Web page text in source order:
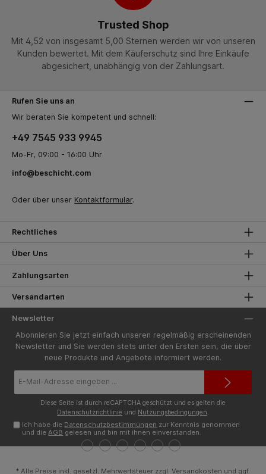
Trusted Shop
Mit 4,52 von insgesamt 5,00 Sternen werden wir von unseren
Kunden bewertet. Mit dem Käuferschutz sind Ihre Einkäufe
abgesichert, unabhängig von der Zahlungsart.
Rufen Sie uns an
Wir beraten Sie kompetent und schnell:
+49 7545 933 9945
Mo-Fr, 09:00 - 16:00 Uhr
info@beschicht.com
Oder über unser Kontaktformular.
Rechtliches
Über Uns
Zahlungsarten
Versandarten
Newsletter
Abonnieren Sie jetzt einfach unseren regelmäßig erscheinenden
Newsletter und Sie werden stets unter den Ersten sein, die über
neue Produkte und Angebote informiert werden.
Mail-
Diese Seite ist durch reCAPTCHA geschützt und es gelten die
Datenschutzrichtlinie und Nutzungsbedingungen.
Ich habe die Datenschutzbestimmungen zur Kenntnis genommen
und dieAGB gelesen und bin mit ihnen einverstanden.
* Alle Preise inkl. gesetzl. Mehrwertsteuer zzgl. Versandkosten und ggf.